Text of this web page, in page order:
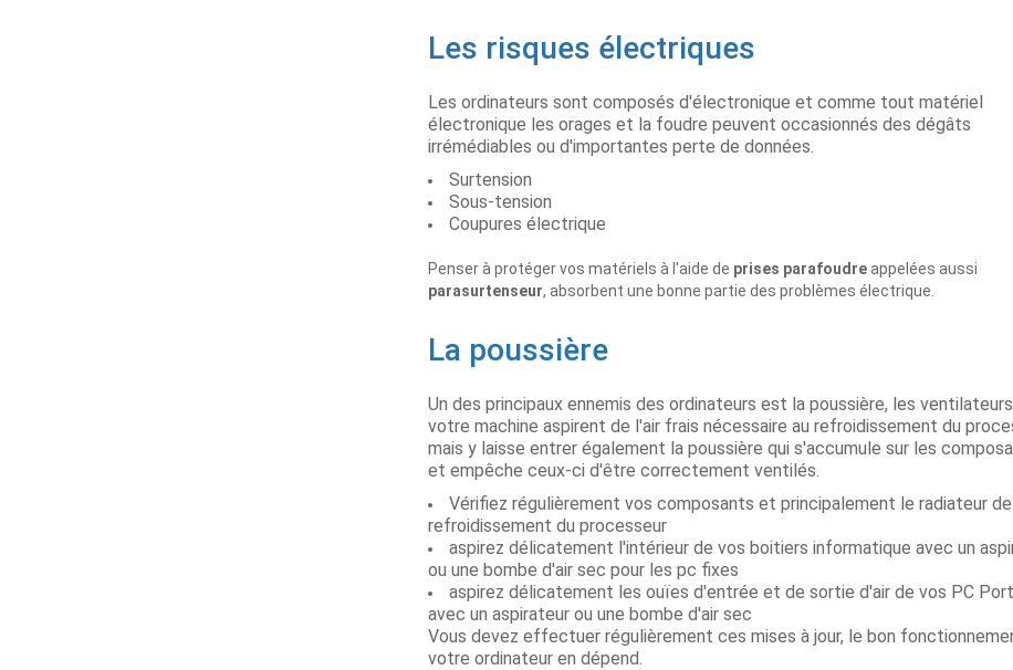
Les risques électriques
Les ordinateurs sont composés d'électronique et comme tout matériel
électronique les orages et la foudre peuvent occasionnés des dégâts
irrémédiables ou d'importantes perte de données.
Surtension
Sous-tension
Coupures électrique
Penser à protéger vos matériels à l'aide de prises parafoudreappelées aussi
parasurtenseur, absorbent une bonne partie des problèmes électrique.
La poussière
Un des principaux ennemis des ordinateurs est la poussière, les
votre machine aspirent de l'air frais nécessaire au refroidissement du
mais y laisse entrer également la poussière qui s'accumule sur les
et empêche ceux-ci d'être correctement ventilés.
Vérifiez régulièrement vos composants et principalement le radiateur de
refroidissement du processeur
aspirez délicatement l'intérieur de vos boitiers informatique avec un
ou une bombe d'air sec pour les pc fixes
aspirez délicatement les ouïes d'entrée et de sortie d'air de vos PC
avec un aspirateur ou une bombe d'air sec
Vous devez effectuer régulièrement ces mises à jour, le bon
votre ordinateur en dépend.